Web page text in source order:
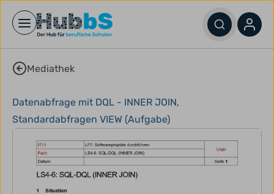
Open main menu
Mediathek
Datenabfrage mit DQL - INNER JOIN,
Standardabfragen VIEW (Aufgabe)